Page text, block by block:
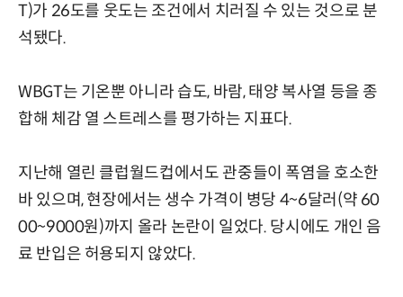
T)가 26도를 웃도는 조건에서 치러질 수 있는 것으로 분
석됐다.
WBGT는 기온뿐 아니라 습도, 바람, 태양 복사열 등을 종
합해 체감 열 스트레스를 평가하는 지표다.
지난해 열린 클럽월드컵에서도 관중들이 폭염을 호소한
바 있으며, 현장에서는 생수 가격이 병당 4~6달러(약 60
00~9000원)까지 올라 논란이 일었다. 당시에도 개인 음
료 반입은 허용되지 않았다.